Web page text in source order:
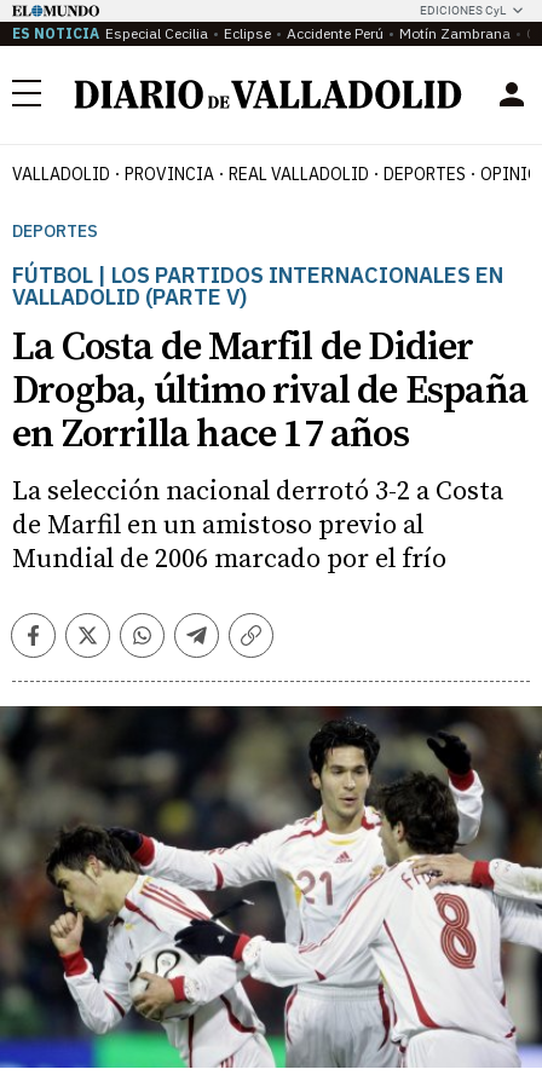
EDICIONES CyL
ES NOTICIA Especial Cecilia Eclipse Accidente Perú Motín Zambrana
Menú
VALLADOLID PROVINCIA REAL VALLADOLID DEPORTES
DEPORTES
FÚTBOL | LOS PARTIDOS INTERNACIONALES EN
VALLADOLID (PARTE V)
La Costa de Marfil de Didier
Drogba, último rival de España
en Zorrilla hace 17 años
La selección nacional derrotó 3-2 a Costa
de Marfil en un amistoso previo al
Mundial de 2006 marcado por el frío
FacebookTwitterWhatsappTelegramCopiar